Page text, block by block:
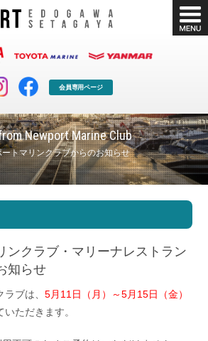
会員専用ページ
Newport Marine Club
ートマリンクラブからのお知らせ
ボート販売
シースタイル
Sea-Style
公式ブログ
ンクラブ・マリーナレストラン
知らせ
ラブは、5月11日（月）～5月15日（金）
ただきます。